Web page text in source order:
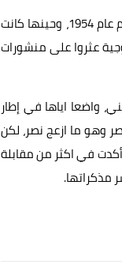
أما الراقصة الفنانة الجميلة تحية كاريوكا، فقد دخلت السجن في مطلع الثورة بتهمة التآمر على قلب نظام الحكم عام 1954، وحينها كانت
عثروا على منشورات
واضعا اياها في إطار
وهو ما ازعج نصر، لكن
في اكثر من مقابلة
مذكراتها.